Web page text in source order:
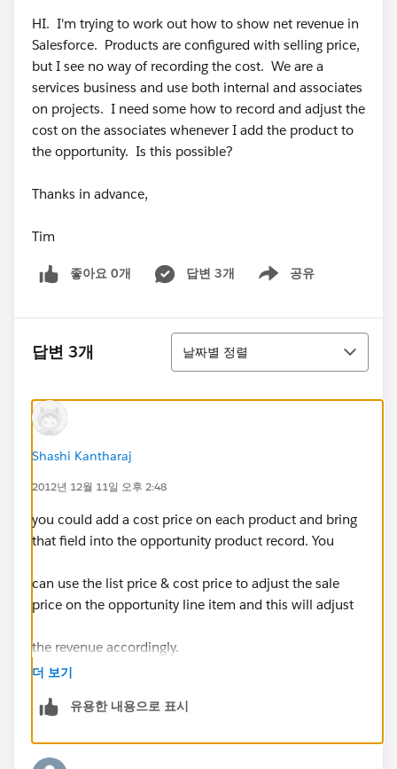
HI. I'm trying to work out how to show net revenue in
Salesforce. Products are configured with selling price,
but I see no way of recording the cost. We are a
services business and use both internal and associates
on projects. I need some how to record and adjust the
cost on the associates whenever I add the product to
the opportunity. Is this possible?
Thanks in advance,
Tim
좋아요 0개 답변 3개 공유
Show menu
답변 3개
정렬
날짜별 정렬
Shashi Kantharaj
2012년 12월 11일 오후 2:48
you could add a cost price on each product and bring
that field into the opportunity product record. You
can use the list price & cost price to adjust the sale
price on the opportunity line item and this will adjust
the revenue accordingly.
더 보기
유용한 내용으로 표시